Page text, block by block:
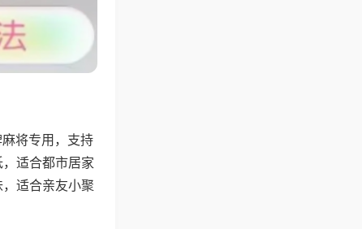
将专用，支持
适合都市居家
适合亲友小聚